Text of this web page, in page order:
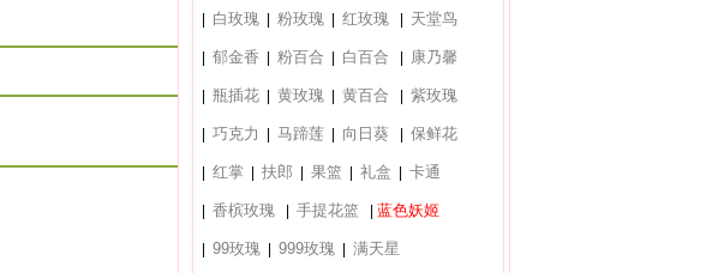
白玫瑰 粉玫瑰 红玫瑰 天堂鸟
郁金香 粉百合 白百合 康乃馨
瓶插花 黄玫瑰 黄百合 紫玫瑰
巧克力 马蹄莲 向日葵 保鲜花
红掌 扶郎 果篮 礼盒 卡通
香槟玫瑰 手提花篮 蓝色妖姬
99玫瑰 999玫瑰 满天星